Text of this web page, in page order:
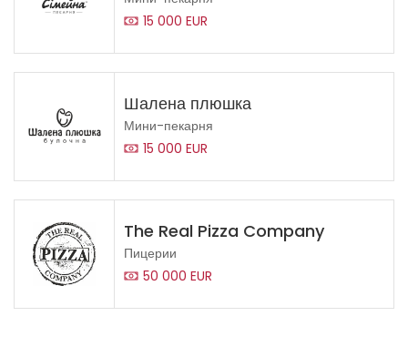
15 000 EUR
Шалена плюшка
Мини-пекарня
15 000 EUR
The Real Pizza Company
Пицерии
50 000 EUR